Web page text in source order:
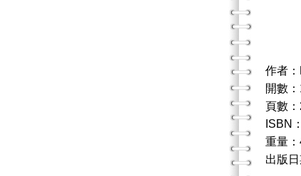
作者
開數
頁數
ISBN
重量
出版